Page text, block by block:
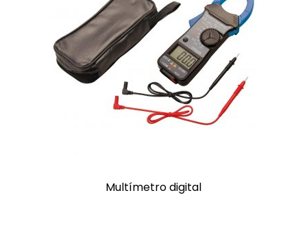
Multímetro digital